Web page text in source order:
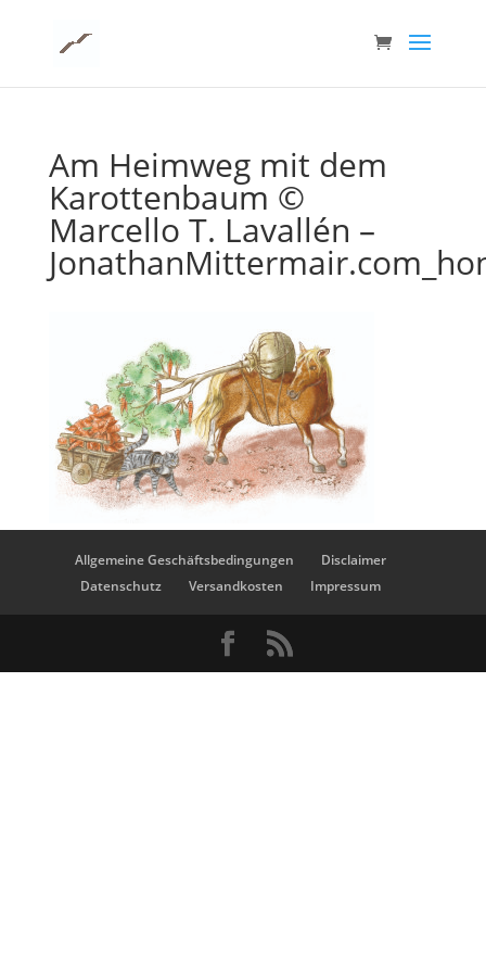
Am Heimweg mit dem
Karottenbaum ©
Marcello T. Lavallén –
Allgemeine Geschäftsbedingungen
Disclaimer
Datenschutz
Versandkosten Impressum